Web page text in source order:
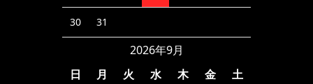
30 31
2026年9月
日
月 火 水 木 金 土